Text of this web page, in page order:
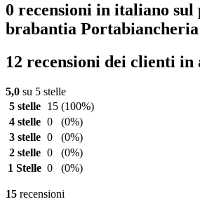
0 recensioni in italiano sul
brabantia Portabiancheria
12 recensioni dei clienti
5,0 su 5 stelle
5 stelle
15 (100%)
4 stelle 0
(0%)
3 stelle 0
(0%)
2 stelle 0
(0%)
1 Stelle 0 (0%)
15 recensioni